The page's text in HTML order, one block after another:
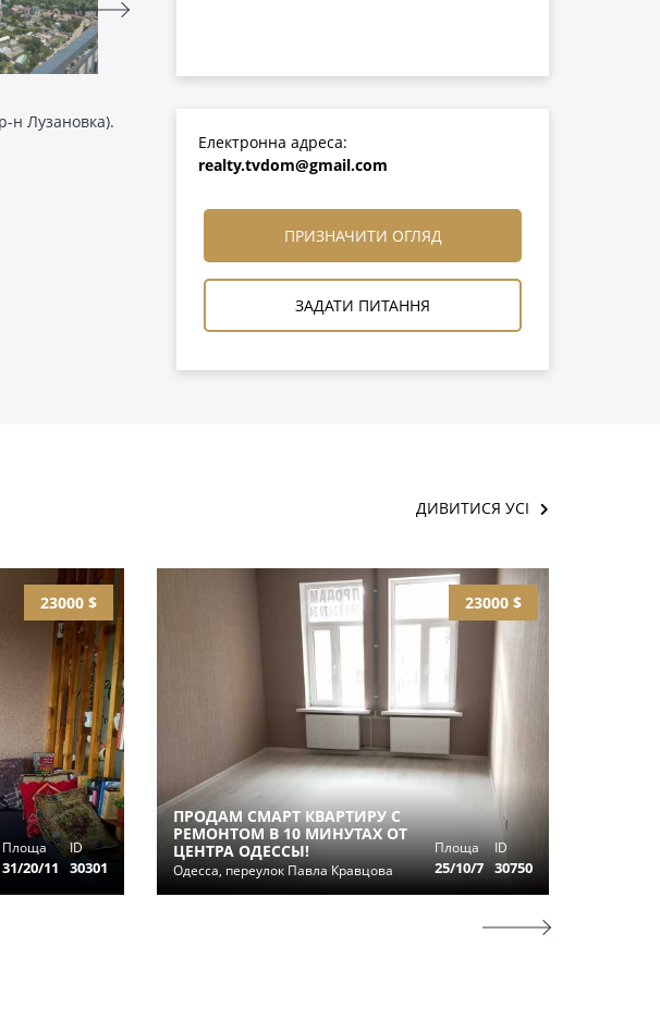
н Лузановка).
Електронна адреса:
realty.tvdom@gmail.com
ПРИЗНАЧИТИ ОГЛЯД
ЗАДАТИ ПИТАННЯ
ДИВИТИСЯ УСІ
23000 $
Площа
31/20/11
ID
30301
23000 $
ПРОДАМ СМАРТ КВАРТИРУ С
РЕМОНТОМ В 10 МИНУТАХ ОТ
ЦЕНТРА ОДЕССЫ!
Одесса, переулок Павла Кравцова
Площа
25/10/7
ID
30750